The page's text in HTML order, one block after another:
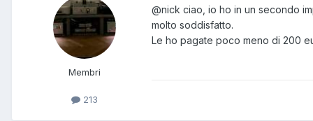
Membri
213
@nick ciao, io ho in un secondo
molto soddisfatto.
Le ho pagate poco meno di 200